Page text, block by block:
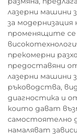
лазерни машини
за
променящите се
прекомерни
предоставяни
лазерни машини
ръководства,
диагностика и
които дават
самостоятелно
намаляват